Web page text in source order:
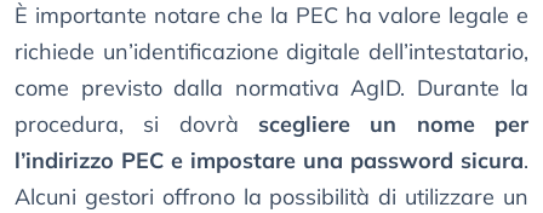
È importante notare che la PEC ha valore legale e
richiede un’identificazione digitale dell’intestatario,
come previsto dalla normativa AgID. Durante la
procedura, si dovrà scegliere un nome per
l’indirizzo PEC e impostare una password sicura.
Alcuni gestori offrono la possibilità di utilizzare un